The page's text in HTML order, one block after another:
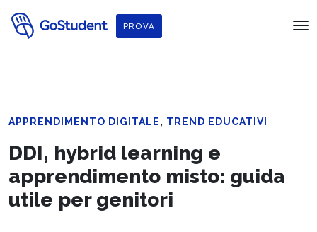
PROVA
APPRENDIMENTO DIGITALE, TREND EDUCATIVI
DDI, hybrid learning e
apprendimento misto: guida
utile per genitori